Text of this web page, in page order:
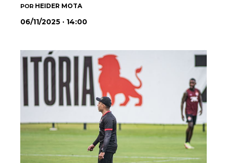
POR HEIDER MOTA
06/11/2025 · 14:00